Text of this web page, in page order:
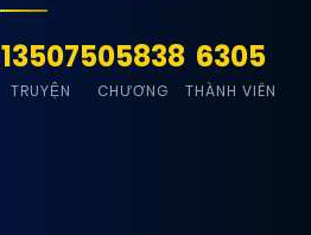
13507
TRUYỆN
505838
CHƯƠNG
6305
THÀNH VIÊN